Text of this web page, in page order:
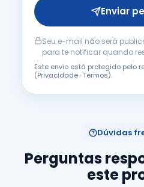
Enviar
Seu e-mail não será
para te notificar quando
Este envio está protegido pelo
(Privacidade·Termos).
Dúvidas
Perguntas
este